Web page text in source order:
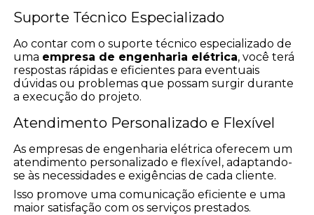
Suporte Técnico Especializado
Ao contar com o suporte técnico especializado de
uma empresa de engenharia elétrica, você terá
respostas rápidas e eficientes para eventuais
dúvidas ou problemas que possam surgir durante
a execução do projeto.
Atendimento Personalizado e Flexível
As empresas de engenharia elétrica oferecem um
atendimento personalizado e flexível, adaptando-
se às necessidades e exigências de cada cliente.
Isso promove uma comunicação eficiente e uma
maior satisfação com os serviços prestados.